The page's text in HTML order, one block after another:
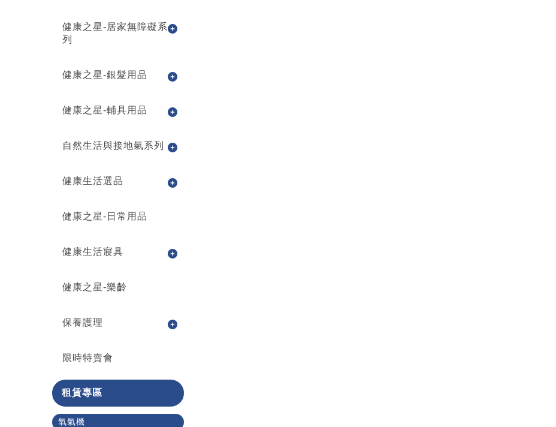
健康之星-居家無障礙系
列
健康之星-銀髮用品
健康之星-輔具用品
自然生活與接地氣系列
健康生活選品
健康之星-日常用品
健康生活寢具
健康之星-樂齡
保養護理
限時特賣會
租賃專區
氧氣機